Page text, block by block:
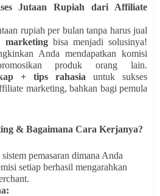
Jutaan Rupiah dari Affiliate
rupiah per bulan tanpa harus jual
marketingbisa menjadi solusinya!
Anda mendapatkan komisi
produk orang lain.
+ tips rahasia untuk sukses
marketing, bahkan bagi pemula
& Bagaimana Cara Kerjanya?
pemasaran dimana Anda
setiap berhasil mengarahkan